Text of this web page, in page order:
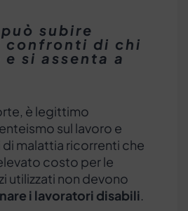
subire
confronti di chi
si assenta a
è legittimo
sul lavoro e
malattia ricorrenti che
costo per le
utilizzati non devono
i lavoratori disabili.